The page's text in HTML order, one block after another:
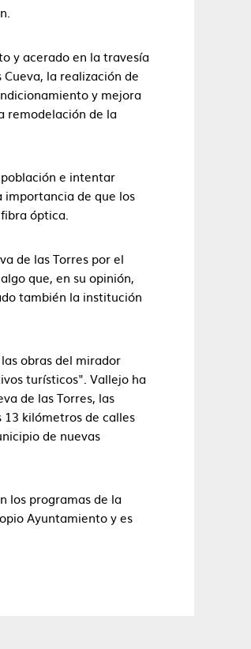
y acerado en la travesía
la realización de
y mejora
remodelación de la
e intentar
de que los
óptica.
de las Torres por el
que, en su opinión,
también la institución
obras del mirador
turísticos". Vallejo ha
de las Torres, las
13 kilómetros de calles
de nuevas
los programas de la
Ayuntamiento y es